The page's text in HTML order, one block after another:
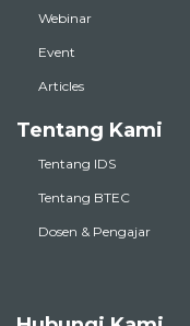
Webinar
Event
Articles
Tentang Kami
Tentang IDS
Tentang BTEC
Dosen & Pengajar